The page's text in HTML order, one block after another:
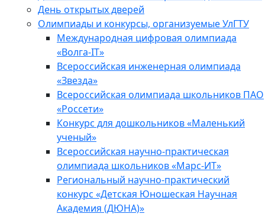
День открытых дверей
Олимпиады и конкурсы, организуемые УлГТУ
Международная цифровая олимпиада
«Волга-IT»
Всероссийская инженерная олимпиада
«Звезда»
Всероссийская олимпиада школьников ПАО
«Россети»
Конкурс для дошкольников «Маленький
ученый»
Всероссийская научно-практическая
олимпиада школьников «Марс-ИТ»
Региональный научно-практический
конкурс «Детская Юношеская Научная
Академия (ДЮНА)»